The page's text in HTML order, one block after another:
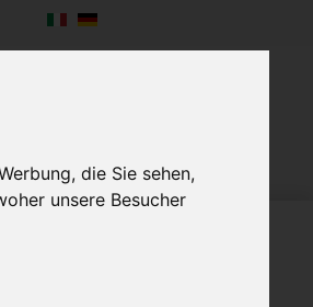
die Sie sehen,
unsere Besucher